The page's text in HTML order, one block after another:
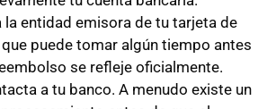
la entidad emisora de tu tarjeta de
puede tomar algún tiempo antes
se refleje oficialmente.
a tu banco. A menudo existe un